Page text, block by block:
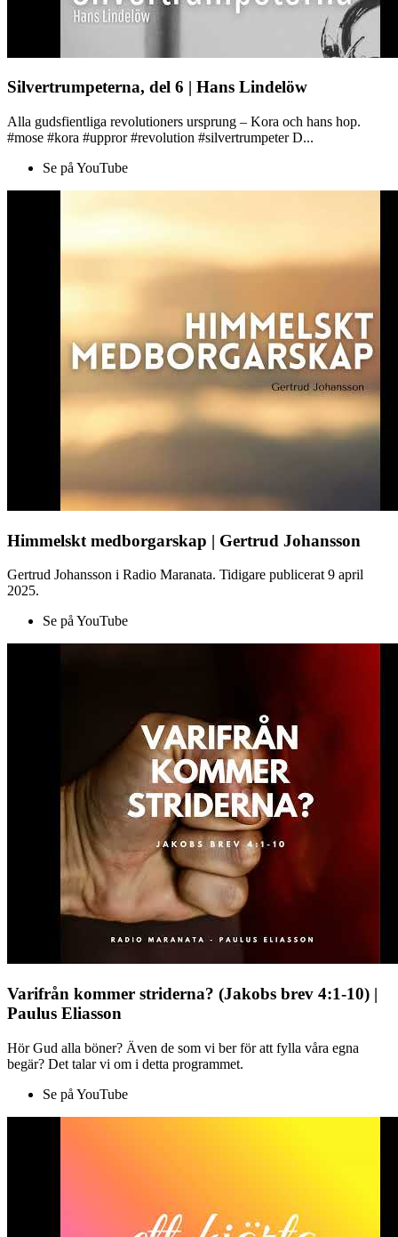
Silvertrumpeterna, del 6 | Hans Lindelöw
Alla gudsfientliga revolutioners ursprung – Kora och hans hop.
#mose #kora #uppror #revolution #silvertrumpeter D...
Se på YouTube
Himmelskt medborgarskap | Gertrud Johansson
Gertrud Johansson i Radio Maranata. Tidigare publicerat 9 april
2025.
Se på YouTube
Varifrån kommer striderna? (Jakobs brev 4:1-10) |
Paulus Eliasson
Hör Gud alla böner? Även de som vi ber för att fylla våra egna
begär? Det talar vi om i detta programmet.
Se på YouTube